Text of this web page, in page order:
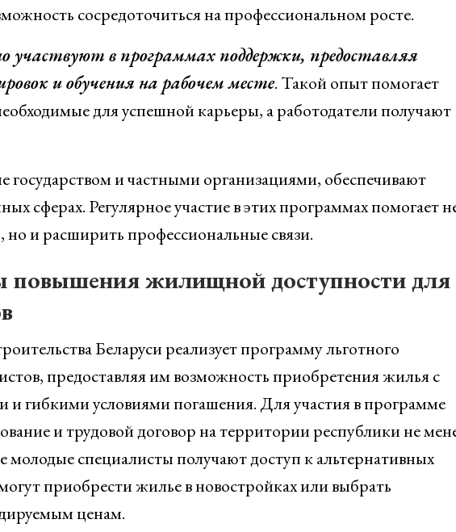
сосредоточиться на профессиональном росте.
в программах поддержки, предоставляя
и обучения на рабочем месте. Такой опыт помогает
для успешной карьеры, а работодатели получают
и частными организациями, обеспечивают
сферах. Регулярное участие в этих программах помогает
и расширить профессиональные связи.
повышения жилищной доступности для
Беларуси реализует программу льготного
предоставляя им возможность приобретения жилья с
гибкими условиями погашения. Для участия в программе
и трудовой договор на территории республики не
молодые специалисты получают доступ к альтернативных
приобрести жилье в новостройках или выбрать
ценам.